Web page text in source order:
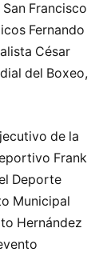
Francisco
Fernando
César
del Boxeo,
de la
Frank
Deporte
Municipal
Hernández